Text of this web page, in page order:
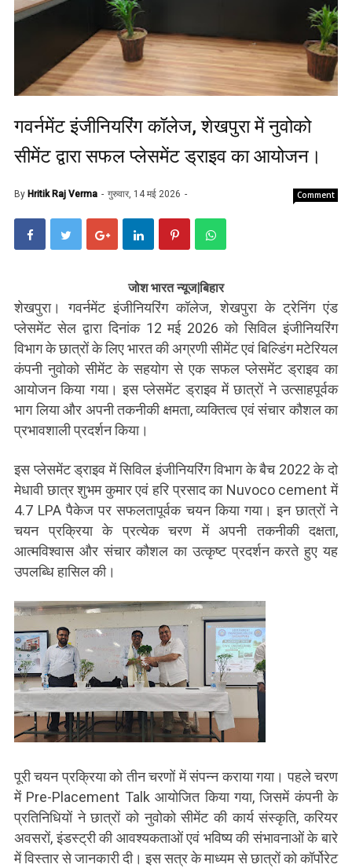
गवर्नमेंट इंजीनियरिंग कॉलेज, शेखपुरा में नुवोको
सीमेंट द्वारा सफल प्लेसमेंट ड्राइव का आयोजन।
By Hritik Raj Verma गुरुवार, 14 मई 2026 Comment
जोश भारत न्यूज|बिहार
शेखपुरा। गवर्नमेंट इंजीनियरिंग कॉलेज, शेखपुरा के ट्रेनिंग एंड
प्लेसमेंट सेल द्वारा दिनांक 12 मई 2026 को सिविल इंजीनियरिंग
विभाग के छात्रों के लिए भारत की अग्रणी सीमेंट एवं बिल्डिंग मटेरियल
कंपनी नुवोको सीमेंट के सहयोग से एक सफल प्लेसमेंट ड्राइव का
आयोजन किया गया। इस प्लेसमेंट ड्राइव में छात्रों ने उत्साहपूर्वक
भाग लिया और अपनी तकनीकी क्षमता, व्यक्तित्व एवं संचार कौशल का
प्रभावशाली प्रदर्शन किया।
इस प्लेसमेंट ड्राइव में सिविल इंजीनियरिंग विभाग के बैच 2022 के दो
मेधावी छात्र शुभम कुमार एवं हरि प्रसाद का Nuvoco cement में
4.7 LPA पैकेज पर सफलतापूर्वक चयन किया गया। इन छात्रों ने
चयन प्रक्रिया के प्रत्येक चरण में अपनी तकनीकी दक्षता,
आत्मविश्वास और संचार कौशल का उत्कृष्ट प्रदर्शन करते हुए यह
उपलब्धि हासिल की।
पूरी चयन प्रक्रिया को तीन चरणों में संपन्न कराया गया। पहले चरण
में Pre-Placement Talk आयोजित किया गया, जिसमें कंपनी के
प्रतिनिधियों ने छात्रों को नुवोको सीमेंट की कार्य संस्कृति, करियर
अवसरों, इंडस्ट्री की आवश्यकताओं एवं भविष्य की संभावनाओं के बारे
में विस्तार से जानकारी दी। इस सत्र के माध्यम से छात्रों को कॉर्पोरेट